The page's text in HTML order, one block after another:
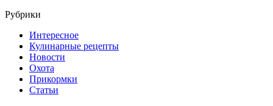
Рубрики
Интересное
Кулинарные рецепты
Новости
Охота
Прикормки
Статьи